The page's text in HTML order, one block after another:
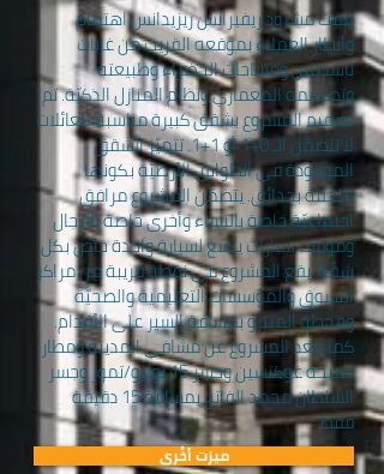
يلفت مشرود ريفيرانس ريزيدانس اهتمام
وأنظار العملاء بموقعه القريب من غابات
تاشديلين ومساحات الخضراء وطبيعته
وتصميمه المعماري ونظام المنازل الذكيّة. تم
تصميم المشروع بشقق كبيرة مناسبة للعائلات
لا تتضمّن الـ 0+1 أو 1+1. تتميّز الشقق
الموجودة في الطوابق الأرضيّة بكونها
ملحقة بحدائق. يتضمّن المشروع مرافق
اجتماعيّة خاصة بالنساء وأخرى خاصة بالرجال
وموقف سيارات يتسع لسيارة واحدة خاص بكل
شقّة. يقع المشروع في نقطة قريبة من مراكز
التسوق والمؤسسات التعليمية والصحيّة
ومحطة الميترو بمسافة السير على الأقدام.
كما يبعد المشروع عن مشافي المدينة ومطار
صبيحة غوكتشين وجسر 15 يوليو/تموز وجسر
السلطان محمد الفاتح بمسافة 15 دقيقة
فقط.
ميزت أخُرى